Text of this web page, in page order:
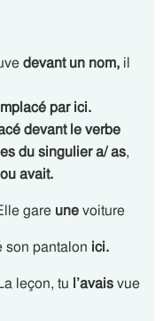
devant un nom, il
par ici.
devant le verbe
du singuliera/ as,
avait.
gare unevoiture
son pantalon ici.
leçon, tu l’avaisvue